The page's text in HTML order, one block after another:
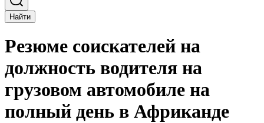
Найти
Резюме соискателей на
должность водителя на
грузовом автомобиле на
полный день в Африканде